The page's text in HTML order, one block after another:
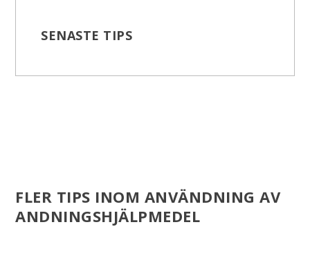
SENASTE TIPS
FLER TIPS INOM ANVÄNDNING AV
ANDNINGSHJÄLPMEDEL